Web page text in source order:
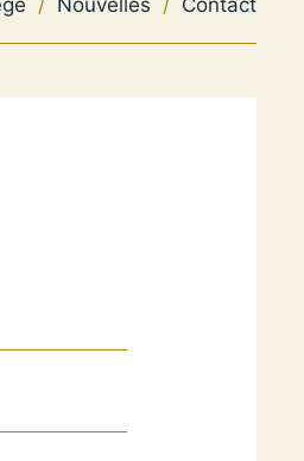
/ Nouvelles / Contact